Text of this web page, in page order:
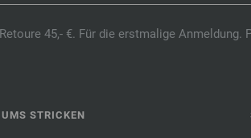
45,- €. Für die erstmalige
UMS STRICKEN